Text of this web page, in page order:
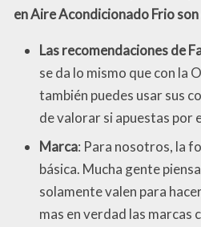
en Aire Acondicionado Frio
Las recomendaciones de
se da lo mismo que con la
también puedes usar sus
de valorar si apuestas por
Marca: Para nosotros, la
básica. Mucha gente
solamente valen para
mas en verdad las marcas